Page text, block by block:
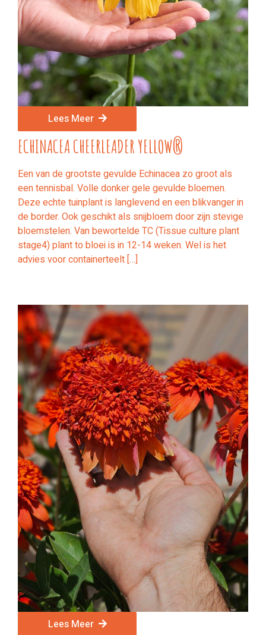
Lees Meer
ECHINACEA CHEERLEADER YELLOW®
Een van de grootste gevulde Echinacea zo groot als
een tennisbal. Volle donker gele gevulde bloemen.
Deze echte tuinplant is langlevend en een blikvanger in
de border. Ook geschikt als snijbloem door zijn stevige
bloemstelen. Van bewortelde TC (Tissue culture plant
stage4) plant to bloei is in 12-14 weken. Wel is het
advies voor containerteelt […]
Lees Meer